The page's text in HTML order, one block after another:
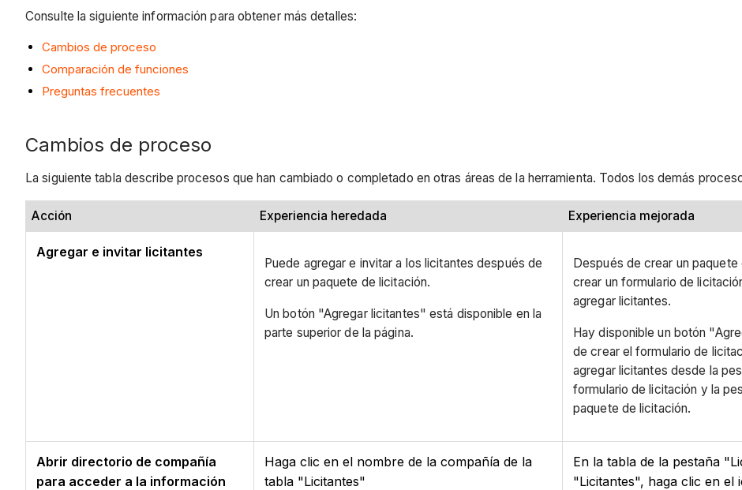
Consulte la siguiente información para obtener más detalles:
Cambios de proceso
Comparación de funciones
Preguntas frecuentes
Cambios de proceso
La siguiente tabla describe procesos que han cambiado o completado en otras áreas de la herramienta. Todos los demás
Acción Experiencia heredada Experiencia mejorada
Agregar e invitar licitantes
Puede agregar e invitar a los licitantes después de
crear un paquete de licitación.
Un botón "Agregar licitantes" está disponible en la
parte superior de la página.
Después de crear un
crear un formulario de
agregar licitantes.
Hay disponible un botón
de crear el formulario de
agregar licitantes desde la
formulario de licitación y la
paquete de licitación.
Abrir directorio de compañía
para acceder a la información
Haga clic en el nombre de la compañía de la
tabla "Licitantes"
En la tabla de la pestaña
"Licitantes", haga clic en el